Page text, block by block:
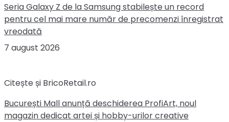
Seria Galaxy Z de la Samsung stabilește un record
pentru cel mai mare număr de precomenzi înregistrat
vreodată
7 august 2026
Citește și BricoRetail.ro
București Mall anunță deschiderea ProfiArt, noul
magazin dedicat artei și hobby-urilor creative